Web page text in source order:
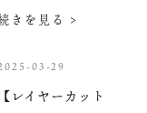
きを見る >
03-29
【レイヤーカット